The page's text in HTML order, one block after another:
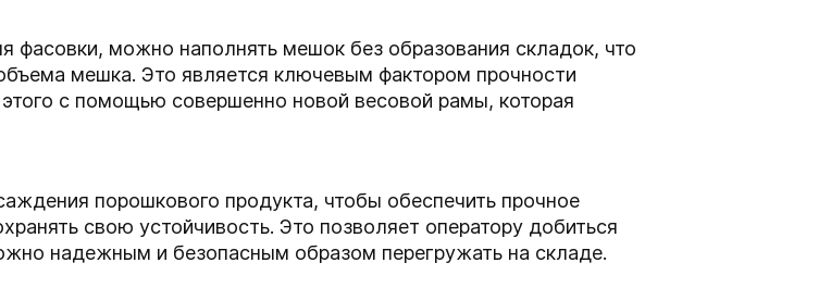
можно наполнять мешок без образования складок, что
мешка. Это является ключевым фактором прочности
с помощью совершенно новой весовой рамы, которая
порошкового продукта, чтобы обеспечить прочное
свою устойчивость. Это позволяет оператору добиться
надежным и безопасным образом перегружать на складе.